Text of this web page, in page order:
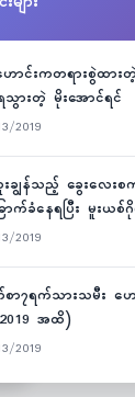
ောင်းကတရားစွဲထာ
သွားတဲ့ မိုးအောင်ရင်
2019
ချွန်သည့် ခွေးလေး
ြောက်ခံနေရပြီး မူ
2019
ာ၇ရက်သားသမီး ဟေ
အထိ)
2019
ျီ